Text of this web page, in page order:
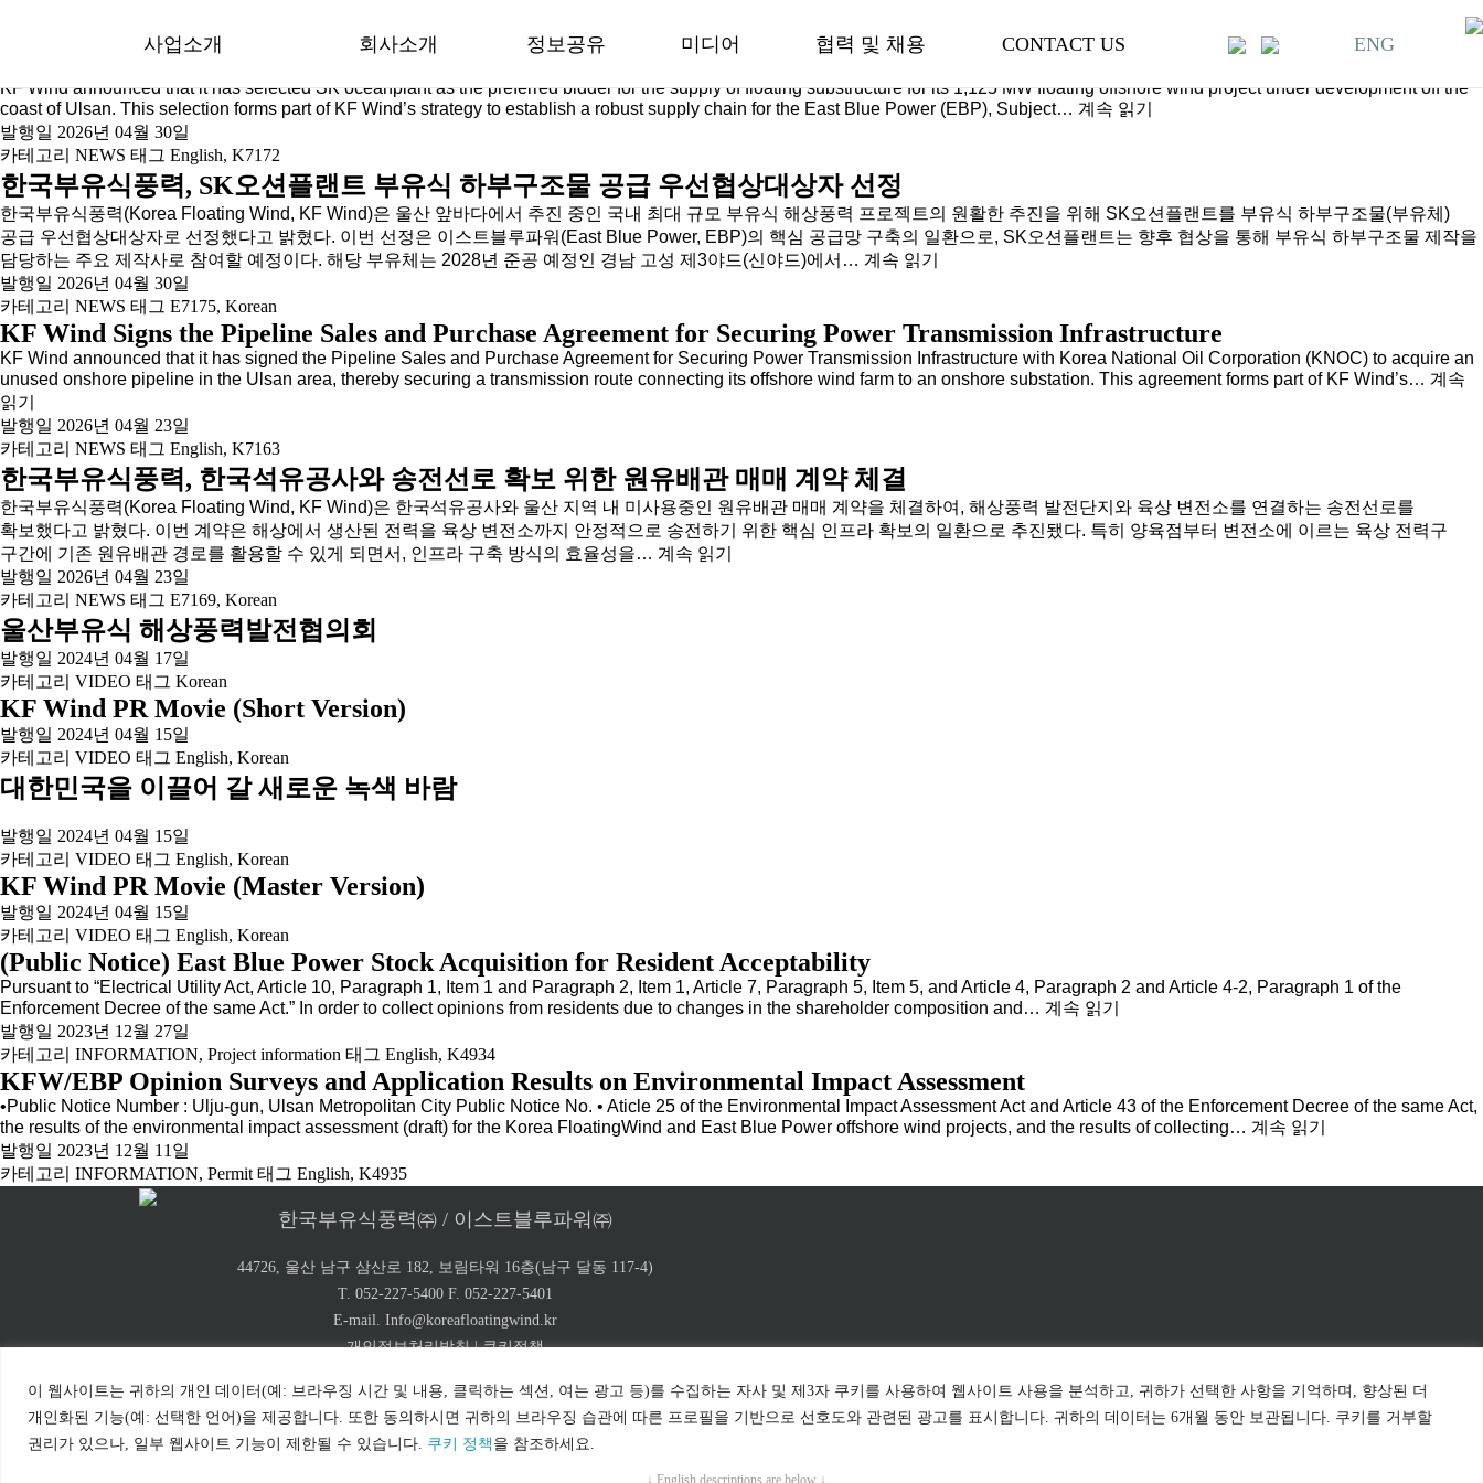
이 웹사이트는 귀하의 개인 데이터(예: 브라우징 시간 및 내용, 클릭하는 섹션, 여는 광고 등)를 수집하는 자사 및 제3자 쿠키를 사용하여 웹사이트 사용을 분석하고, 귀하가 선택한 사항을 기억하며, 향상된 더
개인화된 기능(예: 선택한 언어)을 제공합니다. 또한 동의하시면 귀하의 브라우징 습관에 따른 프로필을 기반으로 선호도와 관련된 광고를 표시합니다. 귀하의 데이터는 6개월 동안 보관됩니다. 쿠키를 거부할
권리가 있으나, 일부 웹사이트 기능이 제한될 수 있습니다. 쿠키 정책 을 참조하세요.
↓ English descriptions are below ↓
사업소개
KFW 및 EBP 프로젝트
지역정보
검증된 기술력
ESG 경영실천
회사소개
주주사 소개
KFW사업팀
윤리강령
내부고발채널
정보공유 미디어
뉴스
동영상
협력 및 채용
협력업체 등록
채용공고
CONTACT US ENG
KF Wind Selects SK Oceanplant as Preferred Bidder for the Supply of Floating substructure
KF Wind announced that it has selected SK oceanplant as the preferred bidder for the supply of floating substructure for its 1,125 MW floating offshore wind project under development off the
coast of Ulsan. This selection forms part of KF Wind’s strategy to establish a robust supply chain for the East Blue Power (EBP), Subject… KF
as
Preferred
Bidder
of
Floating
substructure
계속 읽기
발행일 2026년 04월 30일
카테고리 NEWS 태그 English, K7172
한국부유식풍력, SK오션플랜트 부유식 하부구조물 공급 우선협상대상자 선정
한국부유식풍력(Korea Floating Wind, KF Wind)은 울산 앞바다에서 추진 중인 국내 최대 규모 부유식 해상풍력 프로젝트의 원활한 추진을 위해 SK오션플랜트를 부유식 하부구조물(부유체)
공급 우선협상대상자로 선정했다고 밝혔다. 이번 선정은 이스트블루파워(East Blue Power, EBP)의 핵심 공급망 구축의 일환으로, SK오션플랜트는 향후 협상을 통해 부유식 하부구조물 제작을
담당하는 주요 제작사로 참여할 예정이다. 해당 부유체는 2028년 준공 예정인 경남 고성 제3야드(신야드)에서… 한국부유식풍력,
하부구조물
공급
우선협상대상자
계속 읽기
발행일 2026년 04월 30일
카테고리 NEWS 태그 E7175, Korean
KF Wind Signs the Pipeline Sales and Purchase Agreement for Securing Power Transmission Infrastructure
KF Wind announced that it has signed the Pipeline Sales and Purchase Agreement for Securing Power Transmission Infrastructure with Korea National Oil Corporation (KNOC) to acquire an
unused onshore pipeline in the Ulsan area, thereby securing a transmission route connecting its offshore wind farm to an onshore substation. This agreement forms part of KF Wind’s… KF
계속
읽기
발행일 2026년 04월 23일
카테고리 NEWS 태그 English, K7163
한국부유식풍력, 한국석유공사와 송전선로 확보 위한 원유배관 매매 계약 체결
한국부유식풍력(Korea Floating Wind, KF Wind)은 한국석유공사와 울산 지역 내 미사용중인 원유배관 매매 계약을 체결하여, 해상풍력 발전단지와 육상 변전소를 연결하는 송전선로를
확보했다고 밝혔다. 이번 계약은 해상에서 생산된 전력을 육상 변전소까지 안정적으로 송전하기 위한 핵심 인프라 확보의 일환으로 추진됐다. 특히 양육점부터 변전소에 이르는 육상 전력구
구간에 기존 원유배관 경로를 활용할 수 있게 되면서, 인프라 구축 방식의 효율성을… 한국부유식풍력,
계속 읽기
발행일 2026년 04월 23일
카테고리 NEWS 태그 E7169, Korean
울산부유식 해상풍력발전협의회
발행일 2024년 04월 17일
카테고리 VIDEO 태그 Korean
KF Wind PR Movie (Short Version)
발행일 2024년 04월 15일
카테고리 VIDEO 태그 English, Korean
대한민국을 이끌어 갈 새로운 녹색 바람
발행일 2024년 04월 15일
카테고리 VIDEO 태그 English, Korean
KF Wind PR Movie (Master Version)
발행일 2024년 04월 15일
카테고리 VIDEO 태그 English, Korean
(Public Notice) East Blue Power Stock Acquisition for Resident Acceptability
Pursuant to “Electrical Utility Act, Article 10, Paragraph 1, Item 1 and Paragraph 2, Item 1, Article 7, Paragraph 5, Item 5, and Article 4, Paragraph 2 and Article 4-2, Paragraph 1 of the
Enforcement Decree of the same Act.” In order to collect opinions from residents due to changes in the shareholder composition and… (Public
Stock
Acquisition
Acceptability
계속 읽기
발행일 2023년 12월 27일
카테고리 INFORMATION, Project information 태그 English, K4934
KFW/EBP Opinion Surveys and Application Results on Environmental Impact Assessment
•Public Notice Number : Ulju-gun, Ulsan Metropolitan City Public Notice No. • Aticle 25 of the Environmental Impact Assessment Act and Article 43 of the Enforcement Decree of the same Act,
the results of the environmental impact assessment (draft) for the Korea FloatingWind and East Blue Power offshore wind projects, and the results of collecting… KFW/EBP
and
계속 읽기
발행일 2023년 12월 11일
카테고리 INFORMATION, Permit 태그 English, K4935
한국부유식풍력㈜ / 이스트블루파워㈜
44726, 울산 남구 삼산로 182, 보림타워 16층(남구 달동 117-4)
T. 052-227-5400 F. 052-227-5401
E-mail. Info@koreafloatingwind.kr
개인정보처리방침|쿠키정책
© Copyrights KOREA FLOATING WIND Power Co., Ltd. All rights reserved.